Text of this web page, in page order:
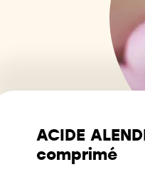
ACIDE
comprimé